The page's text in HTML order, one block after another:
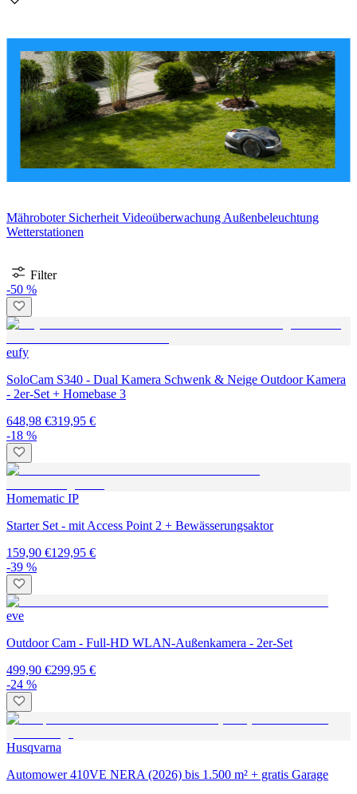
Mähroboter SicherheitVideoüberwachungAußenbeleuchtung
Wetterstationen
Filter
-50 %
eufy
SoloCam S340 - Dual Kamera Schwenk & Neige Outdoor Kamera
- 2er-Set + Homebase 3
648,98 €319,95 €
-18 %
Homematic IP
Starter Set - mit Access Point 2 + Bewässerungsaktor
159,90 €129,95 €
-39 %
eve
Outdoor Cam - Full-HD WLAN-Außenkamera - 2er-Set
499,90 €299,95 €
-24 %
Husqvarna
Automower 410VE NERA (2026) bis 1.500 m² + gratis Garage